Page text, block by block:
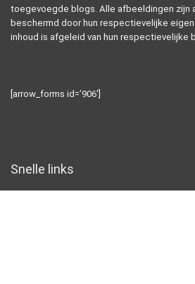
toegevoegde blogs. Alle afbeeldingen zijn
beschermd door hun respectievelijke
inhoud is afgeleid van hun respectievelijke
[arrow_forms id=’906′]
Snelle links